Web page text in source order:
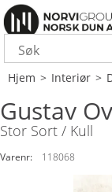
Hjem>Interiør>
Gustav
Stor Sort / Kull
Varenr: 118068